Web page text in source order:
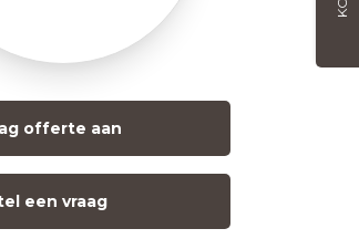
offerte aan
een vraag